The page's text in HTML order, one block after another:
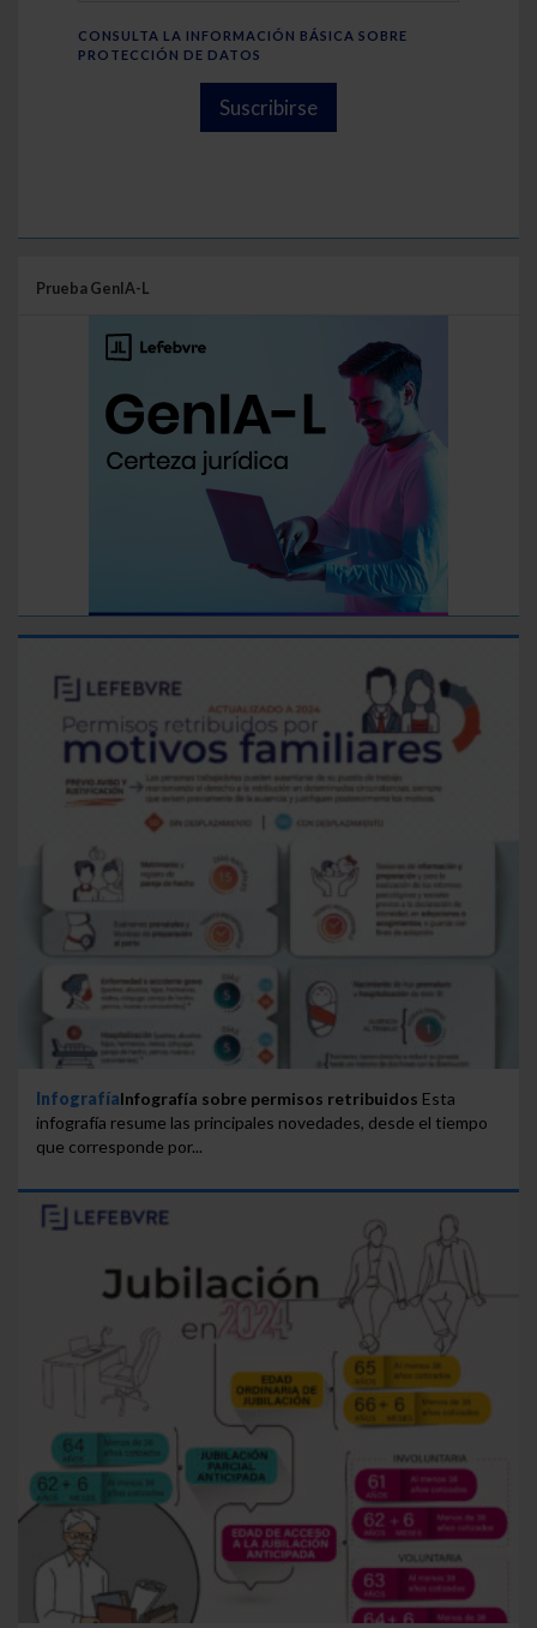
CONSULTA LA INFORMACIÓN BÁSICA SOBRE
PROTECCIÓN DE DATOS
Suscribirse
Prueba GenIA-L
InfografíaInfografía sobre permisos retribuidos Esta
infografía resume las principales novedades, desde el tiempo
que corresponde por...